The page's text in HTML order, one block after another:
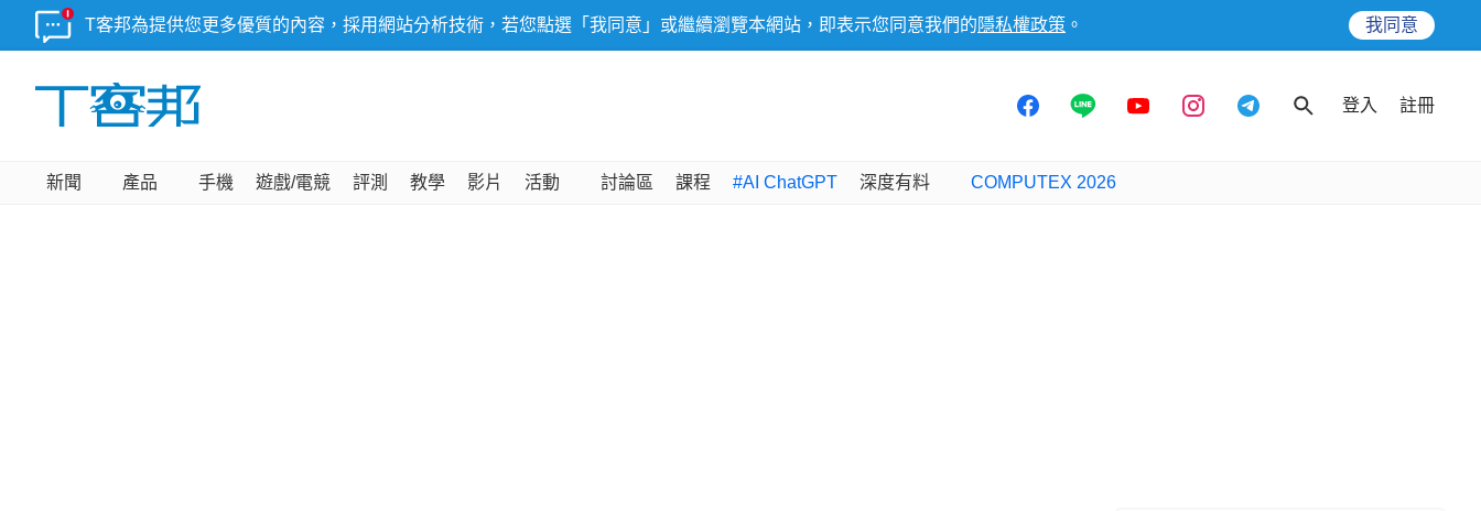
T客邦為提供您更多優質的內容，採用網站分析技術，若您點選「我同意」或繼續瀏覽本網站，即表示您同意我們的 隱私權政策 。 我同意
登入 註冊
新聞 產品 手機 遊戲/電競 評測 教學 影片 活動 討論區 課程 #AI ChatGPT 深度有料 COMPUTEX 2026